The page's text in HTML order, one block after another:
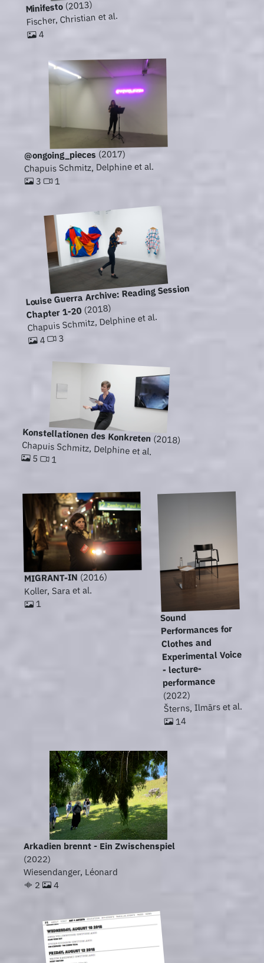
Minifesto(2013)
Fischer, Christian et al.
4
@ongoing_pieces (2017)
Chapuis Schmitz, Delphine et al.
3 1
Louise Guerra Archive: Reading Session
Chapter 1-20(2018)
Chapuis Schmitz, Delphine et al.
4 3
Konstellationen des Konkreten(2018)
Chapuis Schmitz, Delphine et al.
5 1
MIGRANT-IN (2016)
Koller, Sara et al.
1
Sound
Performances for
Clothes and
Experimental Voice
- lecture-
performance
(2022)
Šterns, Ilmārs et al.
14
Arkadien brennt - Ein Zwischenspiel
(2022)
Wiesendanger, Léonard
2
4